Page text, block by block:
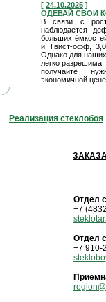
[ 24.10.2025 ]
ОДЕВАЙ СВОИ
В связи с
наблюдается
больших
и Твист-офф,
Однако для
легко
получайте
экономичной
Реализация стеклобоя
Отдел
+7
Отдел
+7 910-